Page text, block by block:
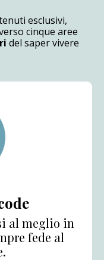
esclusivi,
cinque aree
del saper vivere
al meglio in
fede al